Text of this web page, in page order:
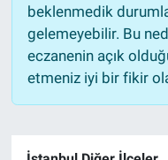
beklenmedik
gelemeyebilir. Bu
eczanenin açık
etmeniz iyi bir fikir